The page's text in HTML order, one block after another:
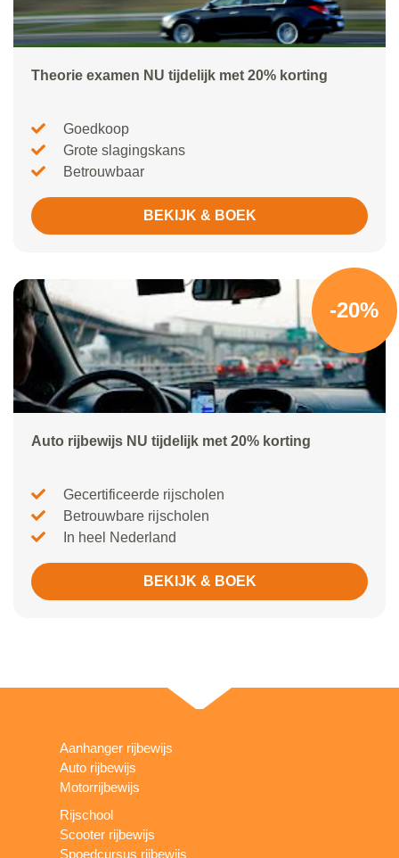
Theorie examen NU tijdelijk met 20% korting
Goedkoop
Grote slagingskans
Betrouwbaar
BEKIJK & BOEK
-20%
Auto rijbewijs NU tijdelijk met 20% korting
Gecertificeerde rijscholen
Betrouwbare rijscholen
In heel Nederland
BEKIJK & BOEK
Aanhanger rijbewijs
Auto rijbewijs
Motorrijbewijs
Rijschool
Scooter rijbewijs
Spoedcursus rijbewijs